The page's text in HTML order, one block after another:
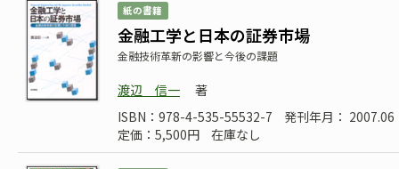
紙の書籍
金融工学と日本の証券市場
金融技術革新の影響と今後の課題
渡辺 信一
著
ISBN：978-4-535-55532-7
発刊年月： 2007.06
定価：5,500円
在庫なし